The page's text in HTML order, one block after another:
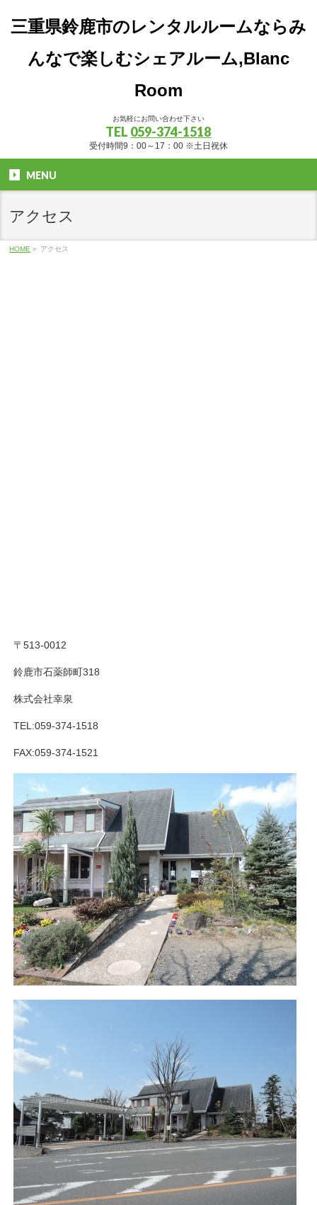
三重県鈴鹿市のレンタルルームならみ
んなで楽しむシェアルーム,Blanc
Room
お気軽にお問い合わせ下さい
TEL 059-374-1518
受付時間9：00～17：00 ※土日祝休
MENU
アクセス
HOME » アクセス
〒513-0012
鈴鹿市石薬師町318
株式会社幸泉
TEL:059-374-1518
FAX:059-374-1521